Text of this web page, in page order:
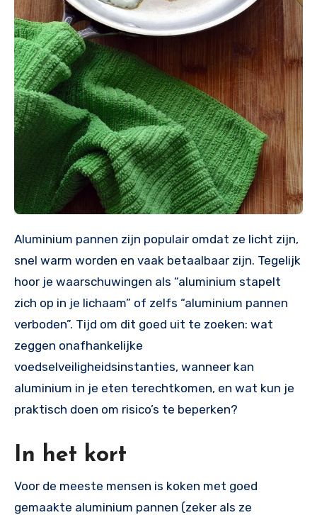
Aluminium pannen zijn populair omdat ze licht zijn,
snel warm worden en vaak betaalbaar zijn. Tegelijk
hoor je waarschuwingen als “aluminium stapelt
zich op in je lichaam” of zelfs “aluminium pannen
verboden”. Tijd om dit goed uit te zoeken: wat
zeggen onafhankelijke
voedselveiligheidsinstanties, wanneer kan
aluminium in je eten terechtkomen, en wat kun je
praktisch doen om risico’s te beperken?
In het kort
Voor de meeste mensen is koken met goed
gemaakte aluminium pannen (zeker als ze